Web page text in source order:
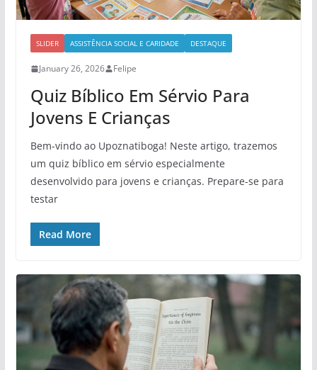
SLIDER ASSISTÊNCIA SOCIAL E CARIDADE DESTAQUE
January 26, 2026 Felipe
Quiz Bíblico Em Sérvio Para
Jovens E Crianças
Bem-vindo ao Upoznatiboga! Neste artigo, trazemos
um quiz bíblico em sérvio especialmente
desenvolvido para jovens e crianças. Prepare-se para
testar
Read More